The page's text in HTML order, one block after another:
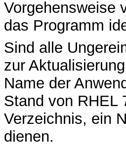
Vorgehensweise
das Programm
Sind alle
zur
Name der
Stand von RHEL
Verzeichnis, ein
dienen.